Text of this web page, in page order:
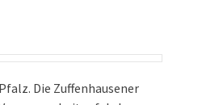
Die Zuffenhausener